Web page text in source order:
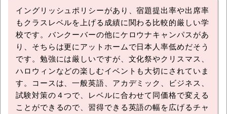
イングリッシュポリシーがあり、宿題提出率や出席率
もクラスレベルを上げる成績に関わる比較的厳しい学
校です。バンクーバーの他にケロウナキャンパスがあ
り、そちらは更にアットホームで日本人率低めだそう
です。勉強には厳しいですが、文化祭やクリスマス、
ハロウィンなどの楽しむイベントも大切にされていま
す。コースは、一般英語、アカデミック、ビジネス、
試験対策の４つで、レベルに合わせて同価格で変える
ことができるので、習得できる英語の幅を広げるチャ